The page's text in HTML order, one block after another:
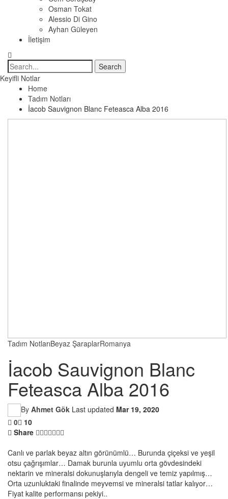
Osman Tokat
Alessio Di Gino
Ayhan Güleyen
İletişim
Keyifli Notlar
Home
Tadım Notları
İacob Sauvignon Blanc Feteasca Alba 2016
Tadım NotlarıBeyaz ŞaraplarRomanya
İacob Sauvignon Blanc
Feteasca Alba 2016
By Ahmet Gök Last updated Mar 19, 2020
0
10
Share
Canlı ve parlak beyaz altın görünümlü… Burunda çiçeksi ve yeşil
otsu çağrışımlar… Damak burunla uyumlu orta gövdesindeki
nektarin ve mineralsi dokunuşlarıyla dengeli ve temiz yapılmış…
Orta uzunluktaki finalinde meyvemsi ve mineralsi tatlar kalıyor…
Fiyat kalite performansı pekiyi..